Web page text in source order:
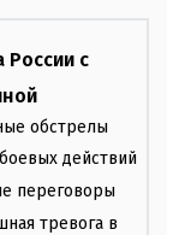
России с
обстрелы
действий
переговоры
тревога в